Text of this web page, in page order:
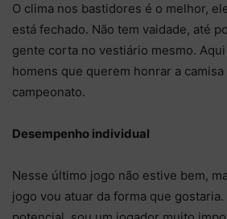
O clima nos bastidores é o melhor,
está fechado. Não tem vaidade, até
gente corta no vestiário mesmo.
homens que querem honrar a
campeonato.
Desempenho individual
Nesse último jogo não estive bem,
jogo vou atuar da forma que